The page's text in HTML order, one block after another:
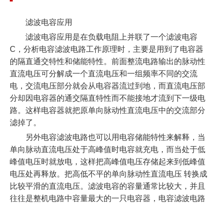
滤波电容应用
滤波电容应用是在负载电阻上并联了一个滤波电容
C，分析电容滤波电路工作原理时，主要是用到了电容器
的隔直通交特性和储能特性。前面整流电路输出的脉动性
直流电压可分解成一个直流电压和一组频率不同的交流
电，交流电压部分就会从电容器流过到地，而直流电压部
分却因电容器的通交隔直特性而不能接地才流到下一级电
路。这样电容器就把原单向脉动性直流电压中的交流部分
滤掉了。
另外电容滤波电路也可以用电容储能特性来解释，当
单向脉动直流电压处于高峰值时电容就充电，而当处于低
峰值电压时就放电，这样把高峰值电压存储起来到低峰值
电压处再释放。把高低不平的单向脉动性直流电压 转换成
比较平滑的直流电压。滤波电容的容量通常比较大，并且
往往是整机电路中容量最大的一只电容器，电容滤波电路